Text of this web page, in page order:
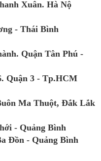
Xuân. Hà Nộ
- Thái Bình
Quận Tân Phú -
Quận 3 - Tp.HCM
Ma Thuột, Đắk Lắk
- Quảng Bình
Đồn - Quảng Bình